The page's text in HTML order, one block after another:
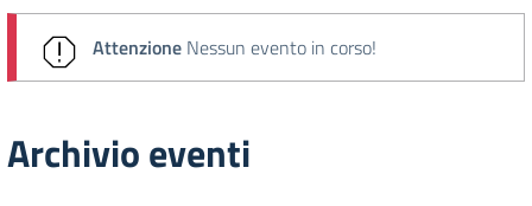
Attenzione Nessun evento in corso!
Archivio eventi